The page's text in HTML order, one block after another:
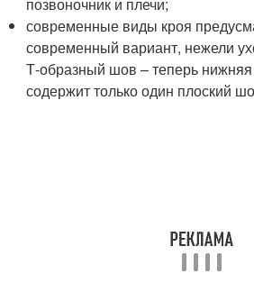
современные виды кроя
современный вариант, нежели
Т-образный шов – теперь нижняя
содержит только один плоский